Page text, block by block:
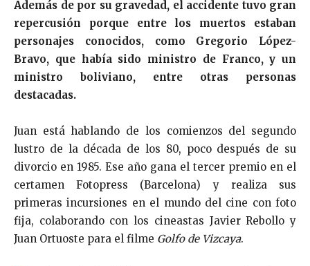
Además de por su gravedad, el accidente tuvo gran
repercusión porque entre los muertos estaban
personajes conocidos, como Gregorio López-
Bravo, que había sido ministro de Franco, y un
ministro boliviano, entre otras personas
destacadas.
Juan está hablando de los comienzos del segundo
lustro de la década de los 80, poco después de su
divorcio en 1985. Ese año gana el tercer premio en el
certamen Fotopress (Barcelona) y realiza sus
primeras incursiones en el mundo del cine con foto
fija, colaborando con los cineastas Javier Rebollo y
Juan Ortuoste para el filme Golfo de Vizcaya.